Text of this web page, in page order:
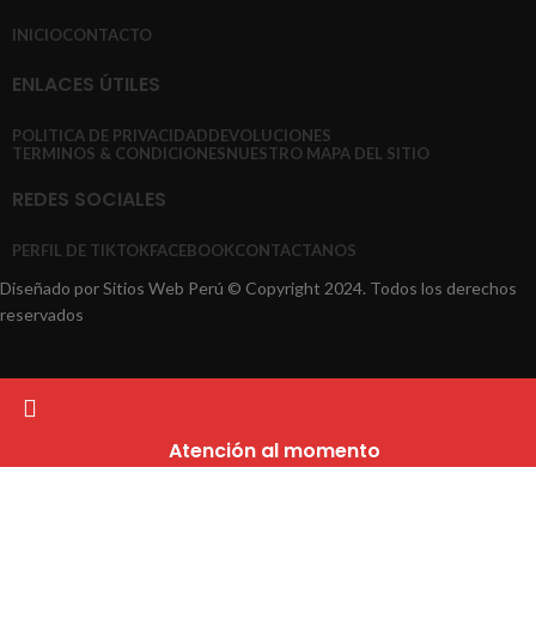
INICIOCONTACTO
ENLACES ÚTILES
POLITICA DE PRIVACIDADDEVOLUCIONES
TERMINOS & CONDICIONESNUESTRO MAPA DEL SITIO
REDES SOCIALES
PERFIL DE TIKTOKFACEBOOKCONTACTANOS
Diseñado por Sitios Web Perú © Copyright 2024. Todos los derechos
reservados
Atención al momento